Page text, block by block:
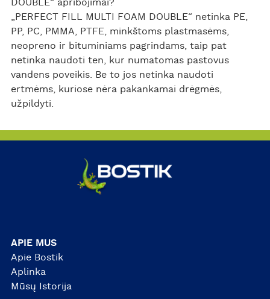
DOUBLE“ apribojimai?
„PERFECT FILL MULTI FOAM DOUBLE“ netinka PE,
PP, PC, PMMA, PTFE, minkštoms plastmasėms,
neopreno ir bituminiams pagrindams, taip pat
netinka naudoti ten, kur numatomas pastovus
vandens poveikis. Be to jos netinka naudoti
ertmėms, kuriose nėra pakankamai drėgmės,
užpildyti.
APIE MUS
Apie Bostik
Aplinka
Mūsų Istorija